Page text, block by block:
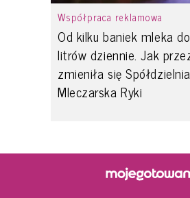
Współpraca reklamowa
Od kilku baniek mleka
litrów dziennie. Jak
zmieniła się Spółdzielnia
Mleczarska Ryki